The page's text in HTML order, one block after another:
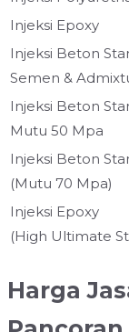
Injeksi Epoxy
Injeksi Beton
Semen &
Injeksi Beton
Mutu 50 Mpa
Injeksi Beton
(Mutu 70 Mpa)
Injeksi Epoxy
(High Ultimate
Harga